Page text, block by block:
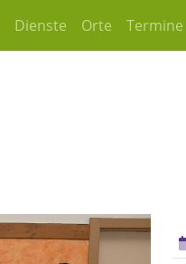
Dienste Orte Termine